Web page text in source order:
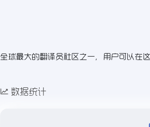
全球最大的翻译员社区之一，用户可以在
数据统计